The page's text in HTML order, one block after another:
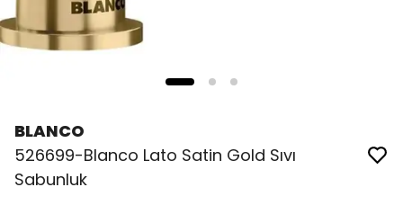
BLANCO
526699-Blanco Lato Satin Gold Sıvı
Sabunluk